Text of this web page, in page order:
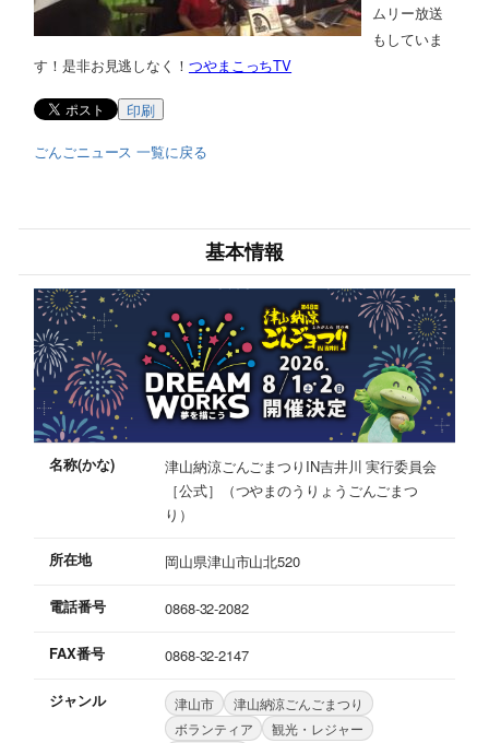
ムリー放送
もしていま
す！是非お見逃しなく！ つやまこっちTV
印刷
ごんごニュース 一覧に戻る
基本情報
名称(かな)
津山納涼ごんごまつりIN吉井川 実行委員会
［公式］（つやまのうりょうごんごまつ
り）
所在地 岡山県津山市山北520
電話番号 0868-32-2082
FAX番号 0868-32-2147
ジャンル 津山市
津山納涼ごんごまつり
ボランティア
観光・レジャー